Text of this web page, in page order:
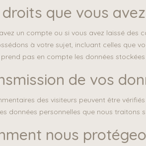
droits que vous
un compte ou si vous avez laissé des
à votre sujet, incluant celles que
prend pas en compte les données
de vos
des visiteurs peuvent être
données personnelles que nous
nous